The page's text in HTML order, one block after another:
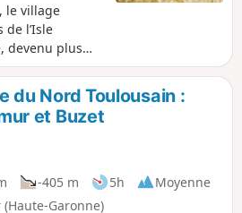
le village
l’Isle
devenu plus
de France,
de différents
au XVIe,
et de
Bretx
prospérité
des
le déclin au
du Nord Toulousain :
et Buzet
-405 m 5h
Moyenne
Garonne)